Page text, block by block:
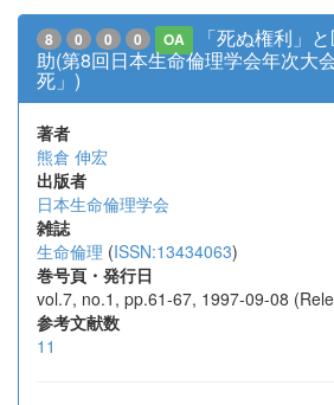
8 0 0 0 OA
「死ぬ権利」
助(第8回日本生命倫理学会年次大
死」)
著者
熊倉 伸宏
出版者
日本生命倫理学会
雑誌
生命倫理 (ISSN:13434063)
巻号頁・発行日
vol.7, no.1, pp.61-67, 1997-09-08
参考文献数
11